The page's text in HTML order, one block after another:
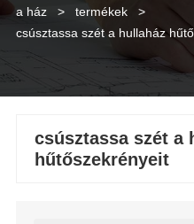
a ház > termékek
>
csúsztassa szét a hullaház
csúsztassa szét a
hűtőszekrényeit